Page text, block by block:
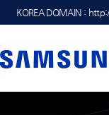
KOREA DOMAIN :